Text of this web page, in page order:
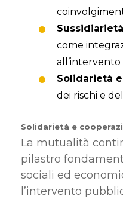
Sussidiarietà
come
all’intervento
Solidarietà
dei rischi e
Solidarietà e
La mutualità
pilastro
sociali ed
l’intervento